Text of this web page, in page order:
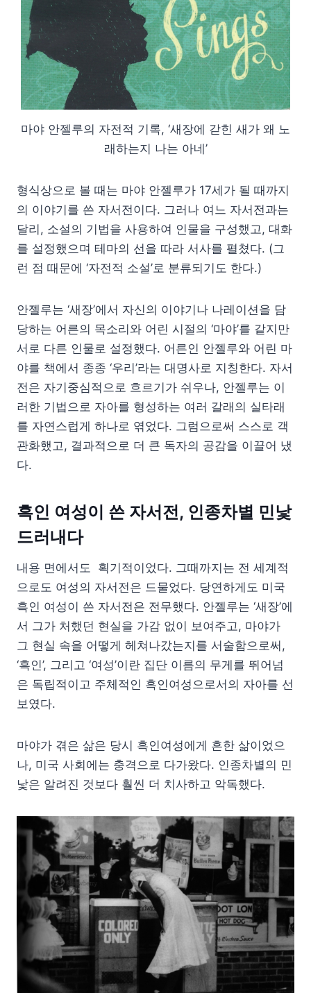
마야 안젤루의 자전적 기록, ‘새장에 갇힌 새가 왜 노
래하는지 나는 아네’
형식상으로 볼 때는 마야 안젤루가 17세가 될 때까지
의 이야기를 쓴 자서전이다. 그러나 여느 자서전과는
달리, 소설의 기법을 사용하여 인물을 구성했고, 대화
를 설정했으며 테마의 선을 따라 서사를 펼쳤다. (그
런 점 때문에 ‘자전적 소설’로 분류되기도 한다.)
안젤루는 ‘새장’에서 자신의 이야기나 나레이션을 담
당하는 어른의 목소리와 어린 시절의 ‘마야’를 같지만
서로 다른 인물로 설정했다. 어른인 안젤루와 어린 마
야를 책에서 종종 ‘우리’라는 대명사로 지칭한다. 자서
전은 자기중심적으로 흐르기가 쉬우나, 안젤루는 이
러한 기법으로 자아를 형성하는 여러 갈래의 실타래
를 자연스럽게 하나로 엮었다. 그럼으로써 스스로 객
관화했고, 결과적으로 더 큰 독자의 공감을 이끌어 냈
다.
흑인 여성이 쓴 자서전, 인종차별 민낯
드러내다
내용 면에서도 획기적이었다. 그때까지는 전 세계적
으로도 여성의 자서전은 드물었다. 당연하게도 미국
흑인 여성이 쓴 자서전은 전무했다. 안젤루는 ‘새장’에
서 그가 처했던 현실을 가감 없이 보여주고, 마야가
그 현실 속을 어떻게 헤쳐나갔는지를 서술함으로써,
‘흑인’, 그리고 ‘여성’이란 집단 이름의 무게를 뛰어넘
은 독립적이고 주체적인 흑인여성으로서의 자아를 선
보였다.
마야가 겪은 삶은 당시 흑인여성에게 흔한 삶이었으
나, 미국 사회에는 충격으로 다가왔다. 인종차별의 민
낯은 알려진 것보다 훨씬 더 치사하고 악독했다.